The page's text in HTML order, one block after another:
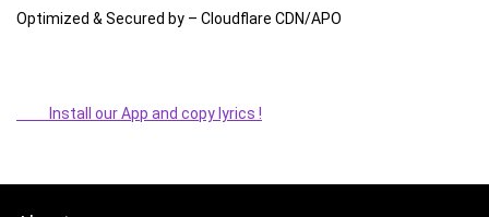
Optimized & Secured by – Cloudflare CDN/APO
Install our App and copy lyrics !